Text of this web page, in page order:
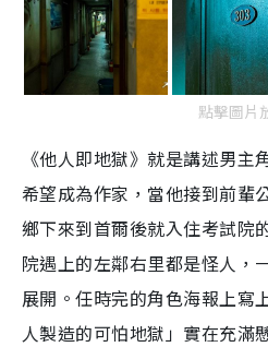
點擊圖片
《他人即地獄》就是講述男
希望成為作家，當他接到前輩
鄉下來到首爾後就入住考試院
院遇上的左鄰右里都是怪人，
展開。任時完的角色海報上
人製造的可怕地獄」實在充滿